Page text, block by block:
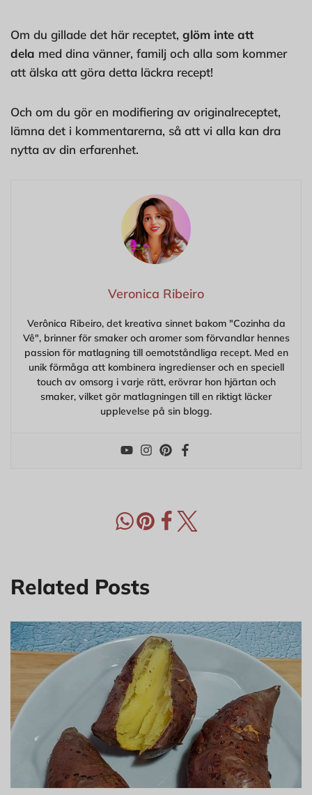
Om du gillade det här receptet, glöm inte att
dela med dina vänner, familj och alla som kommer
att älska att göra detta läckra recept!
Och om du gör en modifiering av originalreceptet,
lämna det i kommentarerna, så att vi alla kan dra
nytta av din erfarenhet.
Veronica Ribeiro
Verônica Ribeiro, det kreativa sinnet bakom "Cozinha da
Vê", brinner för smaker och aromer som förvandlar hennes
passion för matlagning till oemotståndliga recept. Med en
unik förmåga att kombinera ingredienser och en speciell
touch av omsorg i varje rätt, erövrar hon hjärtan och
smaker, vilket gör matlagningen till en riktigt läcker
upplevelse på sin blogg.
Related Posts